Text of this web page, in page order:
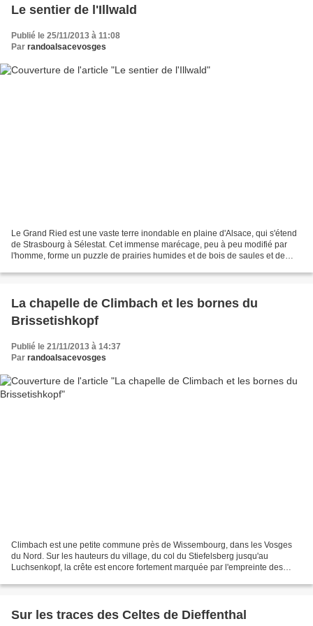
Le sentier de l'Illwald
Publié le 25/11/2013 à 11:08
Par randoalsacevosges
Le Grand Ried est une vaste terre inondable en plaine d'Alsace, qui s'étend
de Strasbourg à Sélestat. Cet immense marécage, peu à peu modifié par
l'homme, forme un puzzle de prairies humides et de bois de saules et de
La chapelle de Climbach et les bornes du
Brissetishkopf
Publié le 21/11/2013 à 14:37
Par randoalsacevosges
Climbach est une petite commune près de Wissembourg, dans les Vosges
du Nord. Sur les hauteurs du village, du col du Stiefelsberg jusqu'au
Luchsenkopf, la crête est encore fortement marquée par l'empreinte des
Sur les traces des Celtes de Dieffenthal